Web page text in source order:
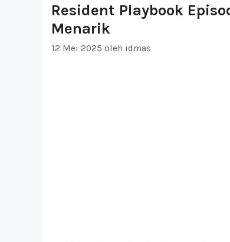
Resident Playbook
Menarik
12 Mei 2025 oleh idmas